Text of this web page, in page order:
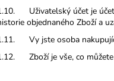
Uživatelský účet je účet
objednaného Zboží a
Vy jste osoba nakupující
Zboží je vše, co můžete